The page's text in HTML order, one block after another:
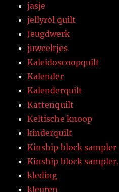
jasje
jellyrol quilt
Jeugdwerk
juweeltjes
Kaleidoscoopquilt
Kalender
Kalenderquilt
Kattenquilt
Keltische knoop
kinderquilt
Kinship block sampler
Kinship block sampler.
kleding
kleuren